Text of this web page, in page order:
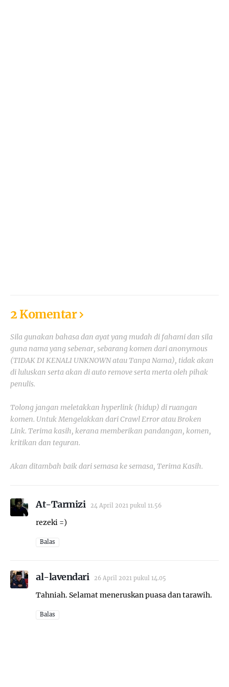
2 Komentar
Sila gunakan bahasa dan ayat yang mudah di fahami dan sila
guna nama yang sebenar, sebarang komen dari anonymous
(TIDAK DI KENALI UNKNOWN atau Tanpa Nama), tidak akan
di luluskan serta akan di auto remove serta merta oleh pihak
penulis.
Tolong jangan meletakkan hyperlink (hidup) di ruangan
komen. Untuk Mengelakkan dari Crawl Error atau Broken
Link. Terima kasih, kerana memberikan pandangan, komen,
kritikan dan teguran.
Akan ditambah baik dari semasa ke semasa, Terima Kasih.
At-Tarmizi 24 April 2021 pukul 11.56
rezeki =)
Balas
al-lavendari 26 April 2021 pukul 14.05
Tahniah. Selamat meneruskan puasa dan tarawih.
Balas